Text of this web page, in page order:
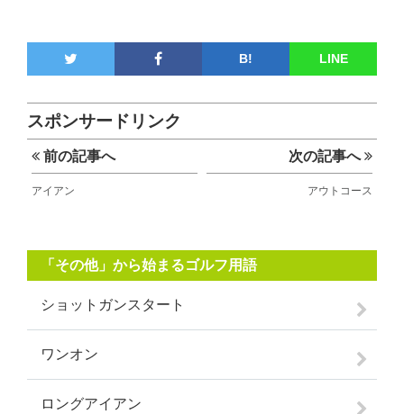
B! LINE
スポンサードリンク
前の記事へ
アイアン
次の記事へ
アウトコース
「その他」から始まるゴルフ用語
ショットガンスタート
ワンオン
ロングアイアン